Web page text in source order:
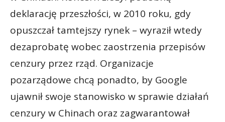
deklarację przeszłości, w 2010 roku, gdy
opuszczał tamtejszy rynek – wyraził wtedy
dezaprobatę wobec zaostrzenia przepisów
cenzury przez rząd. Organizacje
pozarządowe chcą ponadto, by Google
ujawnił swoje stanowisko w sprawie działań
cenzury w Chinach oraz zagwarantował